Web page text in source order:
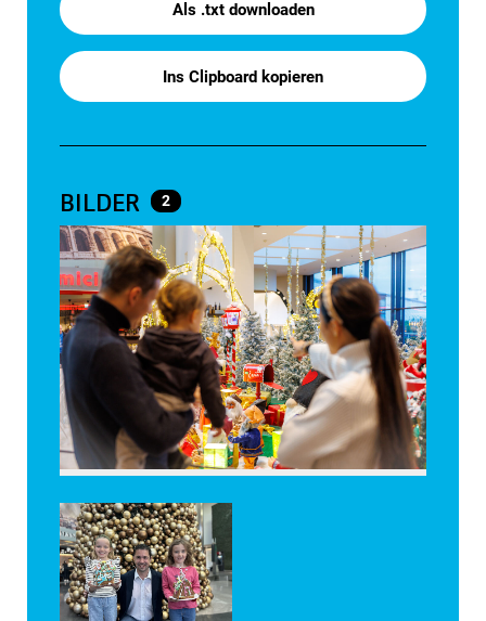
Als .txt downloaden
Ins Clipboard kopieren
BILDER 2